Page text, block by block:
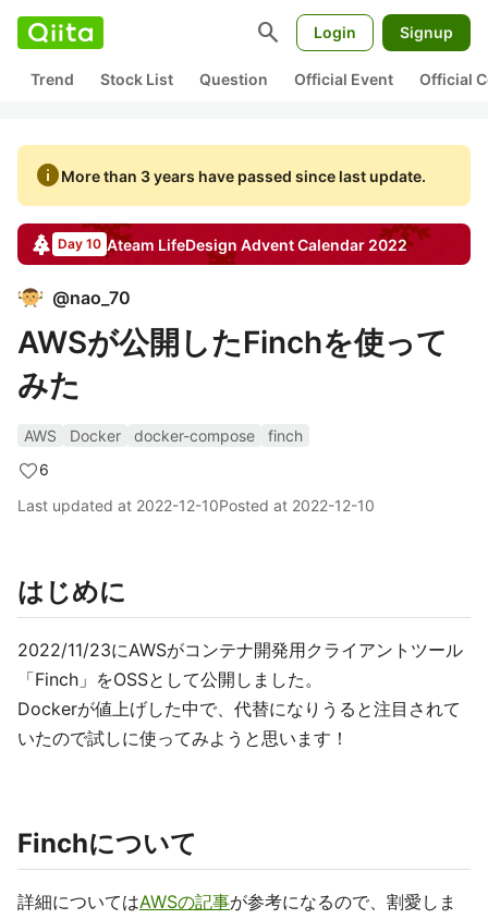
search Login Signup
Trend Stock List Question Official Event Official
infoMore than 3 years have passed since last update.
Day 10 Ateam LifeDesign Advent Calendar 2022
@nao_70
AWSが公開したFinchを使って
みた
AWS Docker docker-compose
finch
6
Last updated at 2022-12-10Posted at 2022-12-10
はじめに
2022/11/23にAWSがコンテナ開発用クライアントツール
「Finch」をOSSとして公開しました。
Dockerが値上げした中で、代替になりうると注目されて
いたので試しに使ってみようと思います！
Finchについて
詳細についてはAWSの記事が参考になるので、割愛しま